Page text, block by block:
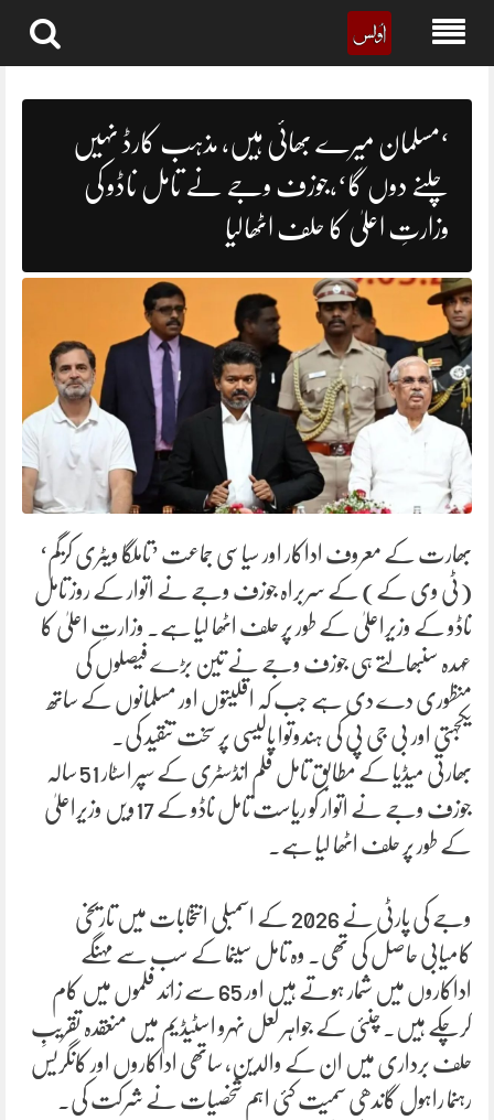
‘مسلمان میرے بھائی ہیں، مذہب کارڈ نہیں
چلنے دوں گا‘،جوزف وجے نے تامل ناڈو کی
وزارتِ اعلیٰ کا حلف اٹھالیا
بھارت کے معروف اداکار اور سیاسی جماعت ’تاملگا ویٹری کزگم‘
(ٹی وی کے) کے سربراہ جوزف وجے نے اتوار کے روز تامل
ناڈو کے وزیراعلیٰ کے طور پر حلف اٹھا لیا ہے۔ وزارتِ اعلیٰ کا
عہدہ سنبھالتے ہی جوزف وجے نے تین بڑے فیصلوں کی
منظوری دے دی ہے جب کہ اقلیتوں اور مسلمانوں کے ساتھ
یکجہتی اور بی جی پی کی ہندوتوا پالیسی پر سخت تنقید کی۔
بھارتی میڈیا کے مطابق تامل فلم انڈسٹری کے سپر اسٹار 51 سالہ
جوزف وجے نے اتوار کو ریاست تامل ناڈو کے 17ویں وزیراعلیٰ
کے طور پر حلف اٹھا لیا ہے۔
وجے کی پارٹی نے 2026 کے اسمبلی انتخابات میں تاریخی
کامیابی حاصل کی تھی۔ وہ تامل سینما کے سب سے مہنگے
اداکاروں میں شمار ہوتے ہیں اور 65 سے زائد فلموں میں کام
کرچکے ہیں۔ چنئی کے جواہر لعل نہرو اسٹیڈیم میں منعقدہ تقریبِ
حلف برداری میں ان کے والدین، ساتھی اداکاروں اور کانگریس
رہنما راہول گاندھی سمیت کئی اہم شخصیات نے شرکت کی۔